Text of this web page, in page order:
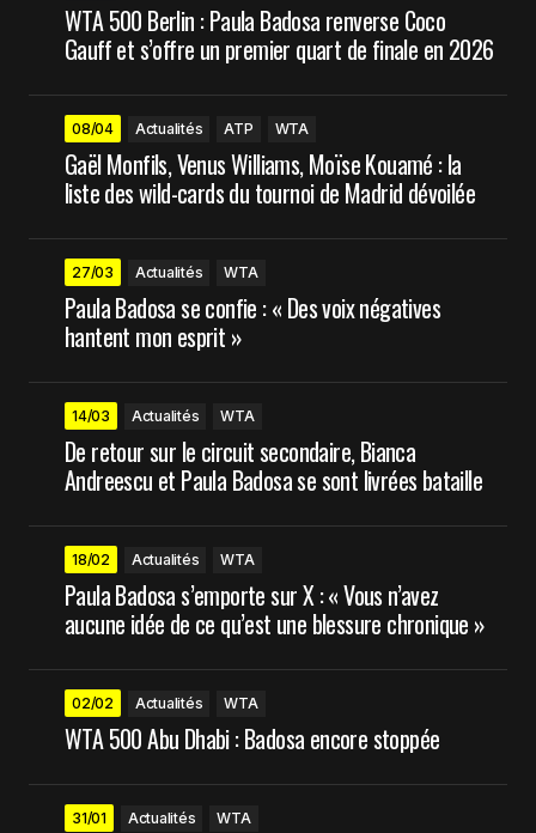
WTA 500 Berlin : Paula Badosa renverse Coco
Gauff et s’offre un premier quart de finale en 2026
08/04 Actualités ATP WTA
Gaël Monfils, Venus Williams, Moïse Kouamé : la
liste des wild-cards du tournoi de Madrid dévoilée
27/03 Actualités WTA
Paula Badosa se confie : « Des voix négatives
hantent mon esprit »
14/03 Actualités WTA
De retour sur le circuit secondaire, Bianca
Andreescu et Paula Badosa se sont livrées bataille
18/02 Actualités WTA
Paula Badosa s’emporte sur X : « Vous n’avez
aucune idée de ce qu’est une blessure chronique »
02/02 Actualités WTA
WTA 500 Abu Dhabi : Badosa encore stoppée
31/01 Actualités WTA